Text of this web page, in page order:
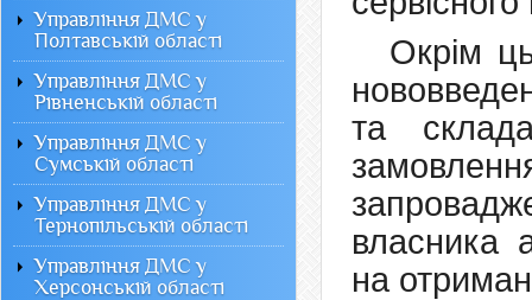
Окрім
та
власника
на
Управління ДМС у
Полтавській області
Управління ДМС у
Рівненській області
Управління ДМС у
Сумській області
Управління ДМС у
Тернопільській області
Управління ДМС у
Херсонській області